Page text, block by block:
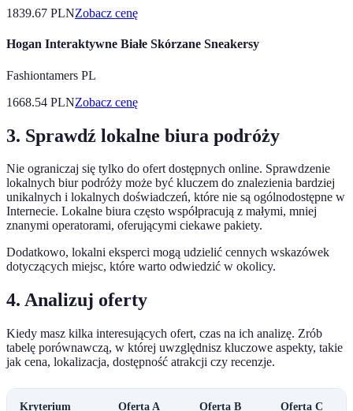
1839.67 PLNZobacz cenę
Hogan Interaktywne Białe Skórzane Sneakersy
Fashiontamers PL
1668.54 PLNZobacz cenę
3. Sprawdź lokalne biura podróży
Nie ograniczaj się tylko do ofert dostępnych online. Sprawdzenie
lokalnych biur podróży może być kluczem do znalezienia bardziej
unikalnych i lokalnych doświadczeń, które nie są ogólnodostępne w
Internecie. Lokalne biura często współpracują z małymi, mniej
znanymi operatorami, oferującymi ciekawe pakiety.
Dodatkowo, lokalni eksperci mogą udzielić cennych wskazówek
dotyczących miejsc, które warto odwiedzić w okolicy.
4. Analizuj oferty
Kiedy masz kilka interesujących ofert, czas na ich analizę. Zrób
tabelę porównawczą, w której uwzględnisz kluczowe aspekty, takie
jak cena, lokalizacja, dostępność atrakcji czy recenzje.
Kryterium Oferta A Oferta B Oferta C